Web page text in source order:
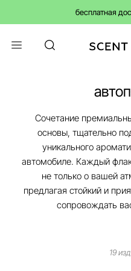
бесплатная
Сочетание
основы, тщательно
уникального
автомобиле. Каждый
не только о вашей
предлагая стойкий и
сопровождать
19